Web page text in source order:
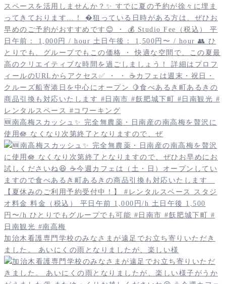
🆕南高梅スカッシュ✨️ 完全無農薬・日南産の南高梅を贅沢に
使用🪷 なくなり次第終了となりますので、ぜ
加治木看護専門学校のみなさまが遠足でお立ち寄りいただき
ました。 あいにくの雨となりましたが、楽しい様